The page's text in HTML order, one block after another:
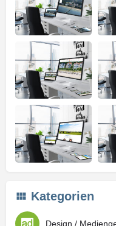
Kategorien